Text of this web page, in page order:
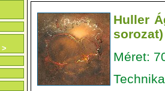
>
Huller
sorozat)
Méret: